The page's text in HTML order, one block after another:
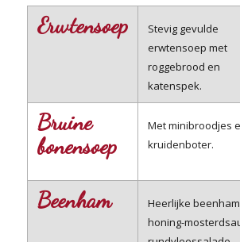
Erwtensoep
Stevig gevulde
erwtensoep met
roggebrood en
katenspek.
Bruine
bonensoep
Met minibroodjes
kruidenboter.
Beenham
Heerlijke
honing-